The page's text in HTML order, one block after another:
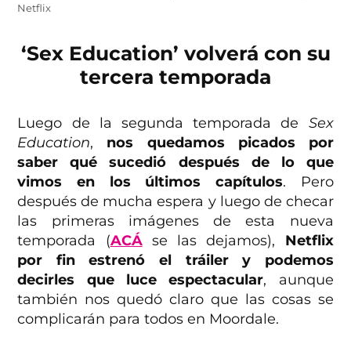
Netflix
‘Sex Education’ volverá con su
tercera temporada
Luego de la segunda temporada de Sex
Education, nos quedamos picados por
saber qué sucedió después de lo que
vimos en los últimos capítulos. Pero
después de mucha espera y luego de checar
las primeras imágenes de esta nueva
temporada (ACÁse las dejamos), Netflix
por fin estrenó el tráiler y podemos
decirles que luce espectacular, aunque
también nos quedó claro que las cosas se
complicarán para todos en Moordale.